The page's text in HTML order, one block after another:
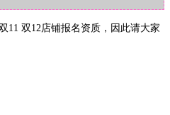
11 双12店铺报名资质，因此请大家